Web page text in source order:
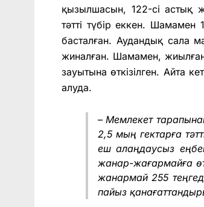
қызылшасын, 122-сі астық
тәтті түбір еккен.
басталған. Аудандық сала
жиналған. Шамамен,
зауытына өткізілген. Айта
алуда.
– Мемлекет
2,5 мың гектарға
еш алаңдаусыз
жанар-жағармайға
жанармай 255
пайыз